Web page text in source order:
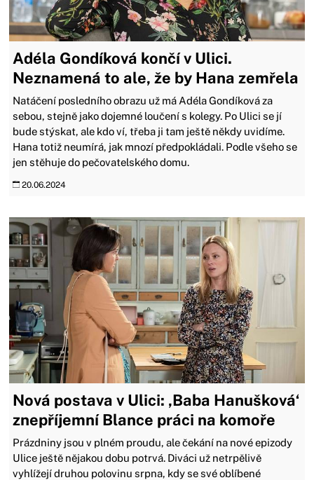
Adéla Gondíková končí v Ulici.
Neznamená to ale, že by Hana zemřela
Natáčení posledního obrazu už má Adéla Gondíková za
sebou, stejně jako dojemné loučení s kolegy. Po Ulici se jí
bude stýskat, ale kdo ví, třeba ji tam ještě někdy uvidíme.
Hana totiž neumírá, jak mnozí předpokládali. Podle všeho se
jen stěhuje do pečovatelského domu.
20.06.2024
Nová postava v Ulici: ‚Baba Hanušková‘
znepříjemní Blance práci na komoře
Prázdniny jsou v plném proudu, ale čekání na nové epizody
Ulice ještě nějakou dobu potrvá. Diváci už netrpělivě
vyhlížejí druhou polovinu srpna, kdy se své oblíbené